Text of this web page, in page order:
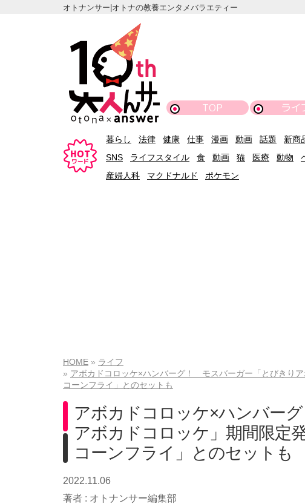
オトナンサー|オトナの教養エンタメバラエティー
TOP ライ
暮らし 法律 健康 仕事 漫画 動画 話題 新商
SNS
ライフスタイル 食 動画 猫 医療 動物
産婦人科
マクドナルド ポケモン
HOME
ライフ
アボカドコロッケ×ハンバーグ！ モスバーガー「とびきり
コーンフライ」とのセットも
アボカドコロッケ×ハンバー
アボカドコロッケ」期間限定
コーンフライ」とのセットも
2022.11.06
著者 : オトナンサー編集部